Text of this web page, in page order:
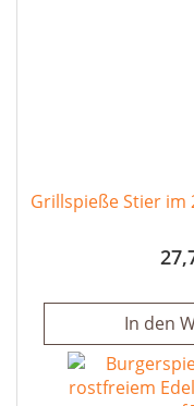
Grillspieße Stier im
In den